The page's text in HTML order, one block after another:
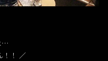
…
！！ ／